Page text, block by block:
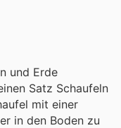
und Erde
Satz Schaufeln
mit einer
in den Boden zu